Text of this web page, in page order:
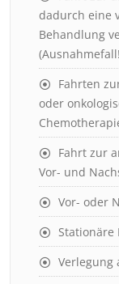
dadurch eine
Behandlung
Fahrten
oder
Fahrt zur
Vor- und
Vor- oder
Stationäre
Verlegung